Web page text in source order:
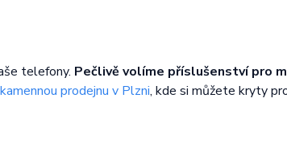
telefony. Pečlivě volíme příslušenství pro
kamennou prodejnu v Plzni, kde si můžete kryty